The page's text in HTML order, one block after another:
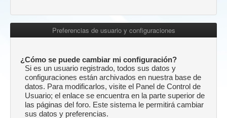
Preferencias de usuario y configuraciones
¿Cómo se puede cambiar mi configuración?
Si es un usuario registrado, todos sus datos y
configuraciones están archivados en nuestra base de
datos. Para modificarlos, visite el Panel de Control de
Usuario; el enlace se encuentra en la parte superior de
las páginas del foro. Este sistema le permitirá cambiar
sus datos y preferencias.